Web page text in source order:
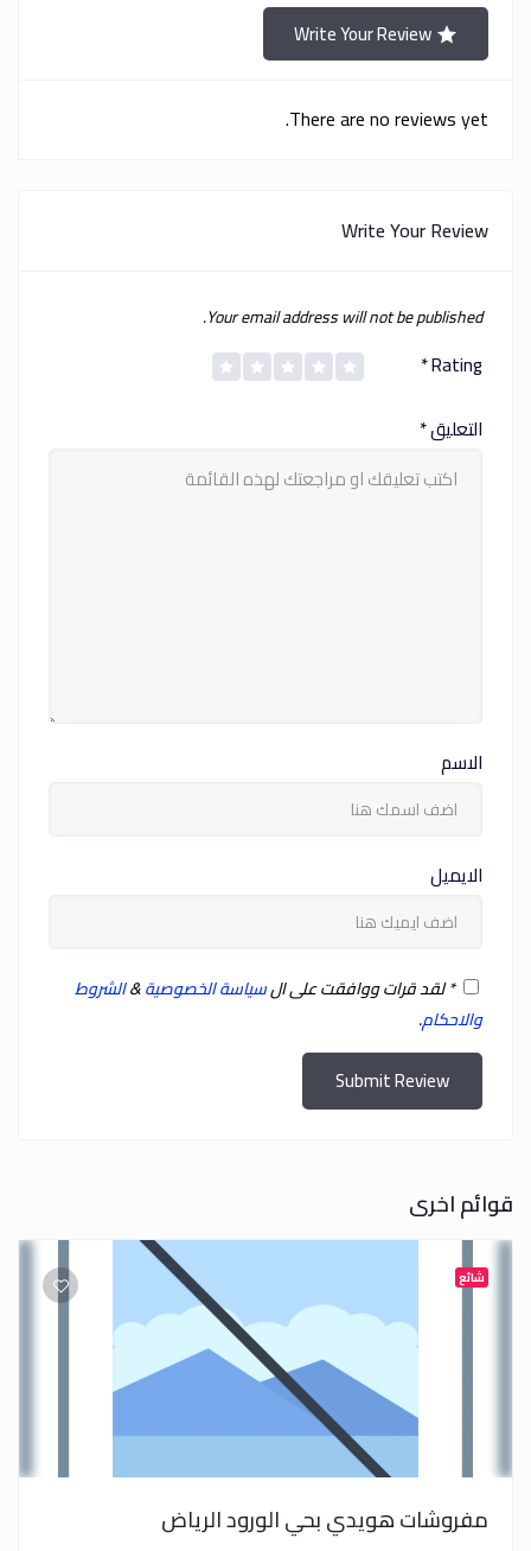
Write Your Review
There are no reviews yet.
Write Your Review
Your email address will not be published.
Rating
*
التعليق*
الاسم
الايميل
*لقد قرات ووافقت على السياسة الخصوصية&الشروط
والاحكام.
Submit Review
قوائم اخرى
شائع
مفروشات هويدي بحي الورود الرياض